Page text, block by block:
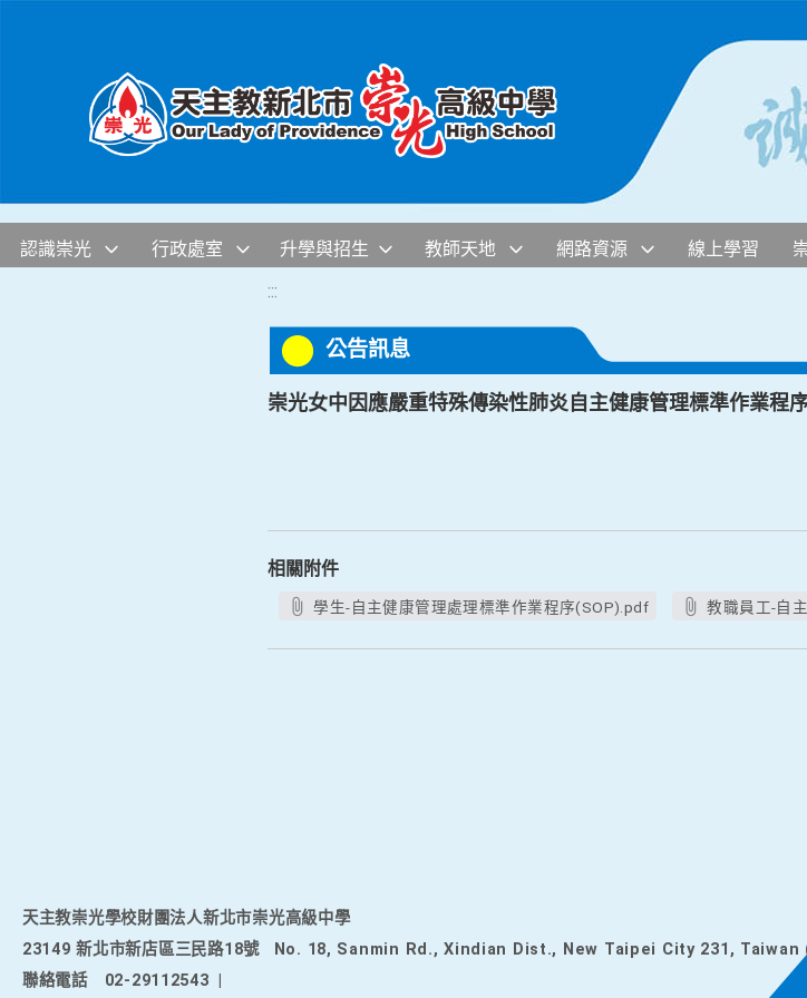
認識崇光 行政處室 升學與招生 教師天地 網路資源 線上學習
:::
公告訊息
崇光女中因應嚴重特殊傳染性肺炎自主健康管理標準作業程
相關附件
學生-自主健康管理處理標準作業程序(SOP).pdf 教職員工-自
天主教崇光學校財團法人新北市崇光高級中學
23149 新北市新店區三民路18號
No. 18, Sanmin Rd., Xindian Dist., New Taipei City 231, Taiwan
聯絡電話
02-29112543